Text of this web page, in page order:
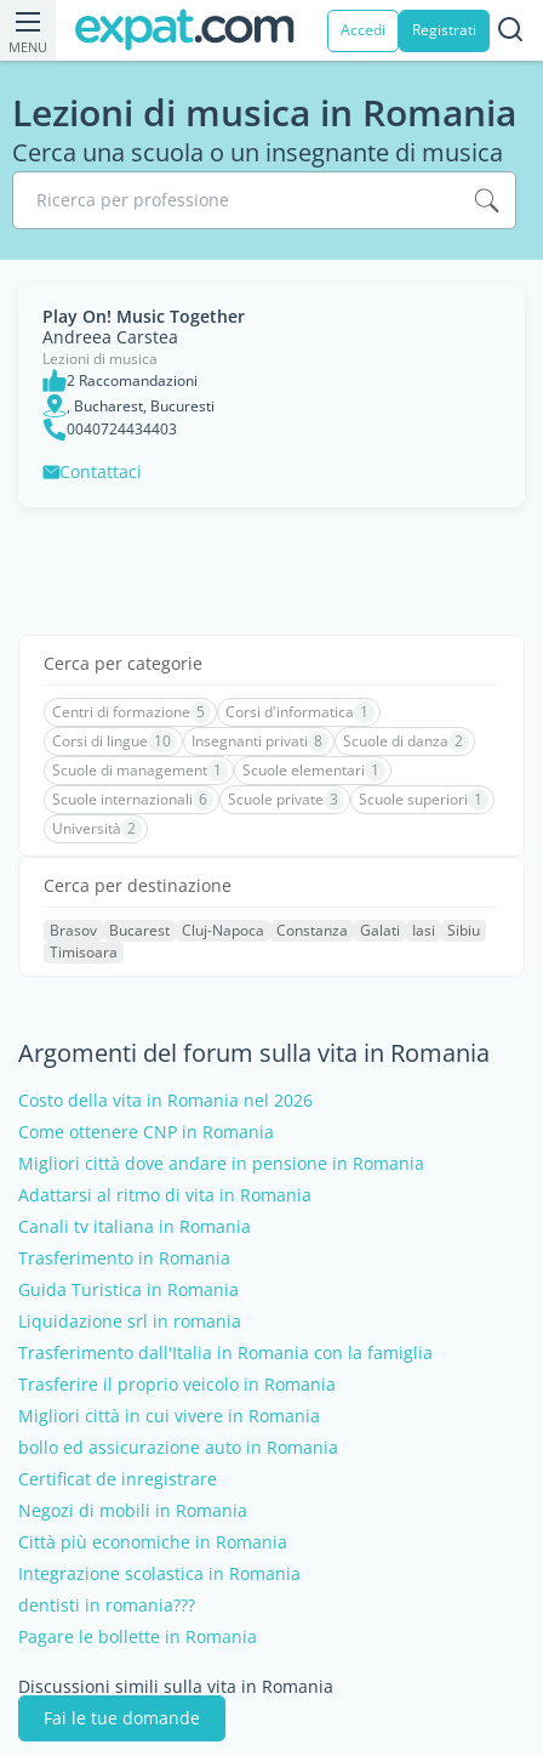
MENU
Accedi Registrati
Lezioni di musica in Romania
Cerca una scuola o un insegnante di musica
Ricerca per professione
Play On! Music Together
Andreea Carstea
Lezioni di musica
2 Raccomandazioni
, Bucharest, Bucuresti
0040724434403
Contattaci
Cerca per categorie
Centri di formazione 5 Corsi d'informatica 1
Corsi di lingue 10 Insegnanti privati 8 Scuole di danza 2
Scuole di management 1 Scuole elementari 1
Scuole internazionali 6 Scuole private 3 Scuole superiori 1
Università 2
Cerca per destinazione
Brasov Bucarest Cluj-Napoca Constanza Galati Iasi
Sibiu
Timisoara
Argomenti del forum sulla vita in Romania
Costo della vita in Romania nel 2026
Come ottenere CNP in Romania
Migliori città dove andare in pensione in Romania
Adattarsi al ritmo di vita in Romania
Canali tv italiana in Romania
Trasferimento in Romania
Guida Turistica in Romania
Liquidazione srl in romania
Trasferimento dall'Italia in Romania con la famiglia
Trasferire il proprio veicolo in Romania
Migliori città in cui vivere in Romania
bollo ed assicurazione auto in Romania
Certificat de inregistrare
Negozi di mobili in Romania
Città più economiche in Romania
Integrazione scolastica in Romania
dentisti in romania???
Pagare le bollette in Romania
Discussioni simili sulla vita in Romania
Fai le tue domande